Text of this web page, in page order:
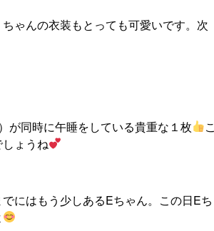
ゃんの衣装もとっても可愛いです。次
が同時に午睡をしている貴重な１枚
ょうね
にはもう少しあるEちゃん。この日E